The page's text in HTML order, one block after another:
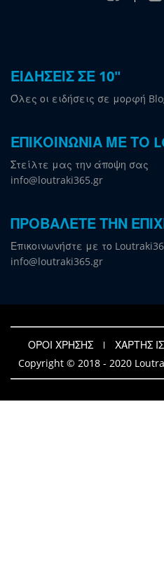
ΕΙΔΗΣΕΙΣ ΣΕ 10"
Όλες οι ειδήσεις σε μορφή
ΕΠΙΚΟΙΝΩΝΙΑ ΜΕ ΤΟ
Στείλτε μας την άποψη σας
info@loutraki365.gr
ΠΡΟΒΑΛΕΤΕ ΤΗΝ
Επικοινωνήστε με το
info@loutraki365.gr
ΟΡΟΙ ΧΡΗΣΗΣ
ΧΑΡΤΗΣ
Copyright © 2018 - 2020